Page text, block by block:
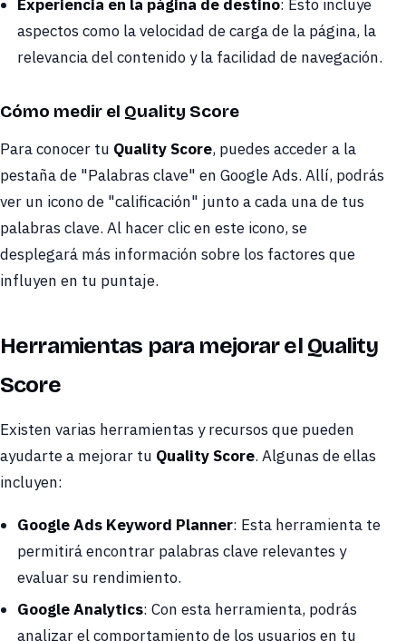
Experiencia en la página de destino: Esto incluye
aspectos como la velocidad de carga de la página, la
relevancia del contenido y la facilidad de navegación.
Cómo medir el Quality Score
Para conocer tu Quality Score, puedes acceder a la
pestaña de "Palabras clave" en Google Ads. Allí, podrás
ver un icono de "calificación" junto a cada una de tus
palabras clave. Al hacer clic en este icono, se
desplegará más información sobre los factores que
influyen en tu puntaje.
Herramientas para mejorar el Quality
Score
Existen varias herramientas y recursos que pueden
ayudarte a mejorar tu Quality Score. Algunas de ellas
incluyen:
Google Ads Keyword Planner: Esta herramienta te
permitirá encontrar palabras clave relevantes y
evaluar su rendimiento.
Google Analytics: Con esta herramienta, podrás
analizar el comportamiento de los usuarios en tu